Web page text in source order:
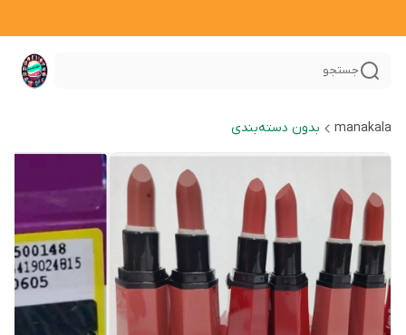
جستجو
manakala بدون دسته‌بندی